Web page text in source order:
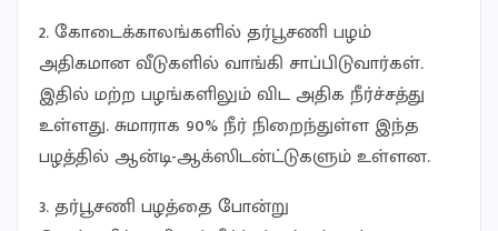
2. கோடைக்காலங்களில் தர்பூசணி பழம்
அதிகமான வீடுகளில் வாங்கி சாப்பிடுவார்கள்.
இதில் மற்ற பழங்களிலும் விட அதிக நீர்ச்சத்து
உள்ளது. சுமாராக 90% நீர் நிறைந்துள்ள இந்த
பழத்தில் ஆன்டி-ஆக்ஸிடன்ட்டுகளும் உள்ளன.
3. தர்பூசணி பழத்தை போன்று